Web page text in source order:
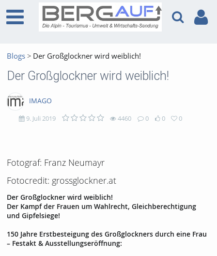
Blogs Der Großglockner wird weiblich!
Der Großglockner wird weiblich!
IMAGO
9. Juli 2019 4460 0 0 0
Fotograf: Franz Neumayr
Fotocredit: grossglockner.at
Der Großglockner wird weiblich!
Der Kampf der Frauen um Wahlrecht, Gleichberechtigung
und Gipfelsiege!
150 Jahre Erstbesteigung des Großglockners durch eine Frau
– Festakt & Ausstellungseröffnung: